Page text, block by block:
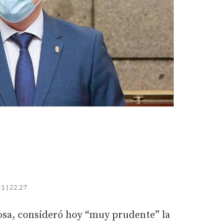
| 22:27
consideró hoy “muy prudente” la